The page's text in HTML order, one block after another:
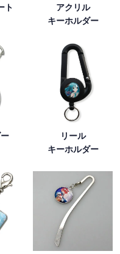
ト
アクリル
キーホルダー
リール
キーホルダー